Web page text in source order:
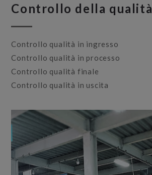
Controllo della qualità
Controllo qualità in ingresso
Controllo qualità in processo
Controllo qualità finale
Controllo qualità in uscita